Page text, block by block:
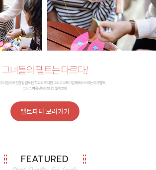
펠트파티 보러가기
FEATURED